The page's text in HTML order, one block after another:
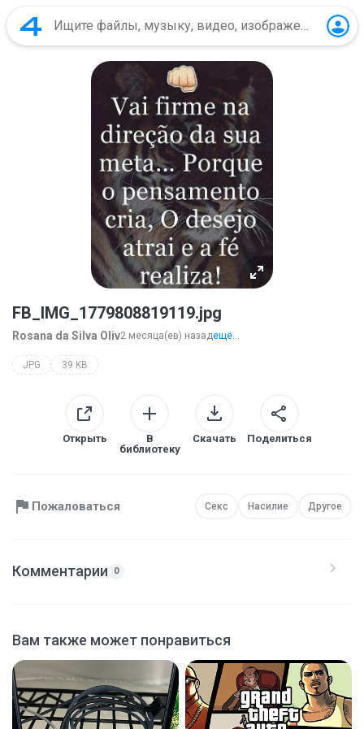
FB_IMG_1779808819119.jpg
Rosana da Silva Oliv2 месяца(ев) назадещё...
JPG 39 KB
Открыть
В
библиотеку
Скачать Поделиться
Пожаловаться Секс Насилие Другое
Комментарии 0
Вам также может понравиться